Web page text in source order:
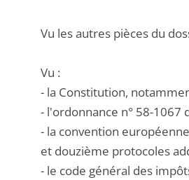
Vu les autres pièces du
Vu :
- la Constitution,
- l'ordonnance n° 58-1067
- la convention
et douzième protocoles
- le code général des